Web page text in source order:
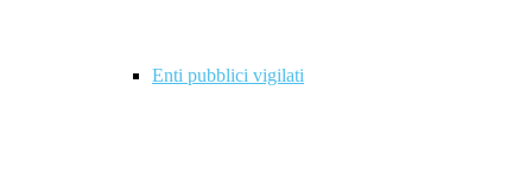
Enti pubblici vigilati